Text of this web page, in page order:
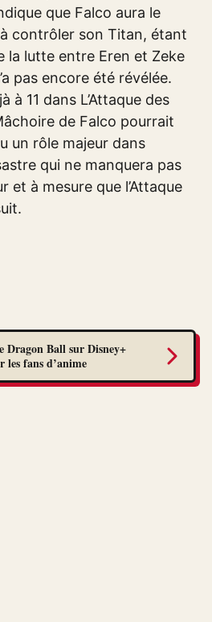
que Falco aura le
contrôler son Titan, étant
la lutte entre Eren et Zeke
pas encore été révélée.
à 11 dans L’Attaque des
de Falco pourrait
un rôle majeur dans
qui ne manquera pas
et à mesure que l’Attaque
Dragon Ball sur Disney+
les fans d’anime